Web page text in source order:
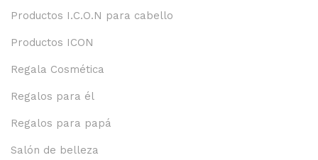
Productos I.C.O.N para cabello
Productos ICON
Regala Cosmética
Regalos para él
Regalos para papá
Salón de belleza